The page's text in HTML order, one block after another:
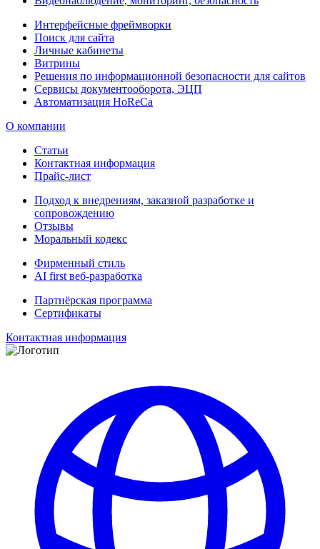
Интерфейсные фреймворки
Поиск для сайта
Личные кабинеты
Витрины
Решения по информационной безопасности для сайтов
Сервисы документооборота, ЭЦП
Автоматизация HoReCa
О компании
Статьи
Контактная информация
Прайс-лист
Подход к внедрениям, заказной разработке и
сопровождению
Отзывы
Моральный кодекс
Фирменный стиль
AI first веб-разработка
Партнёрская программа
Сертификаты
Контактная информация